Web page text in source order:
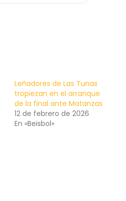
Leñadores de Las Tunas
tropiezan en el arranque
de la final ante Matanzas
12 de febrero de 2026
En «Beisbol»